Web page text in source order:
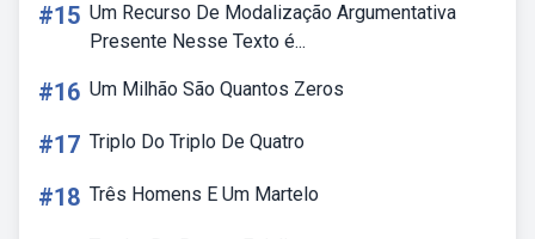
#15 Um Recurso De Modalização Argumentativa
Presente Nesse Texto é...
#16 Um Milhão São Quantos Zeros
#17 Triplo Do Triplo De Quatro
#18 Três Homens E Um Martelo